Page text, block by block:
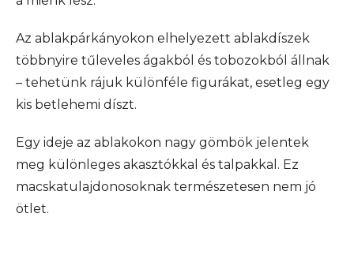
Az ablakpárkányokon elhelyezett ablakdíszek
többnyire tűleveles ágakból és tobozokból állnak
– tehetünk rájuk különféle figurákat, esetleg egy
kis betlehemi díszt.
Egy ideje az ablakokon nagy gömbök jelentek
meg különleges akasztókkal és talpakkal. Ez
macskatulajdonosoknak természetesen nem jó
ötlet.